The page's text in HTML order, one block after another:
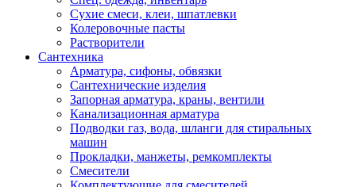
Сухие смеси, клеи, шпатлевки
Колеровочные пасты
Растворители
Сантехника
Арматура, сифоны, обвязки
Сантехнические изделия
Запорная арматура, краны, вентили
Канализационная арматура
Подводки газ, вода, шланги для стиральных
машин
Прокладки, манжеты, ремкомплекты
Смесители